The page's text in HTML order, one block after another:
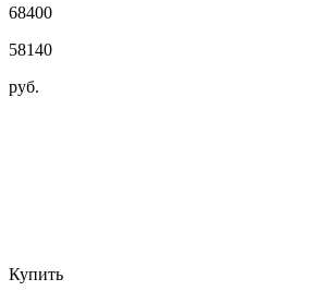
68400
58140
руб.
Купить